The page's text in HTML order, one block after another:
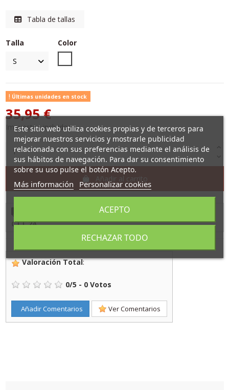
Tabla de tallas
Talla
Color
Últimas unidades en stock
35,95 €
Impuestos incluidos
Añadir al carrito
y recíbelo entre
CTT 24
Valoración Total:
0/5 - 0 Votos
Añadir Comentarios Ver Comentarios
Este sitio web utiliza cookies propias y de terceros para
mejorar nuestros servicios y mostrarle publicidad
relacionada con sus preferencias mediante el análisis de
sus hábitos de navegación. Para dar su consentimiento
sobre su uso pulse el botón Acepto.
Más información Personalizar cookies
RECHAZAR TODO
ACEPTO